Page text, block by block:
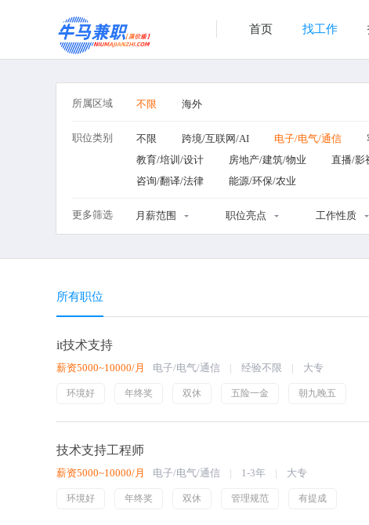
首页 找工作
所属区域 不限 海外
职位类别 不限 跨境/互联网/AI 电子/电气/通信
教育/培训/设计
房地产/建筑/物业 直播/影
咨询/翻译/法律
能源/环保/农业
更多筛选 月薪范围 职位亮点 工作性质
所有职位
it技术支持
薪资5000~10000/月 电子/电气/通信 经验不限 大专
环境好 年终奖 双休 五险一金 朝九晚五
技术支持工程师
薪资5000~10000/月 电子/电气/通信 1-3年 大专
环境好 年终奖 双休 管理规范 有提成